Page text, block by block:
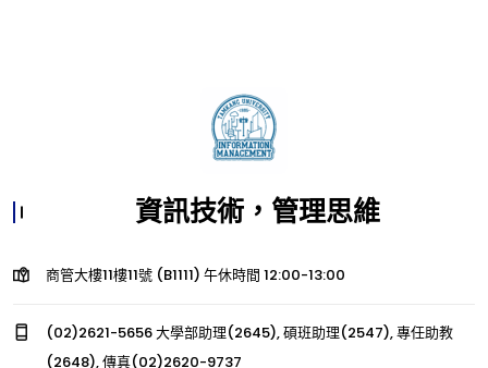
資訊技術，管理思維
商管大樓11樓11號 (B1111) 午休時間 12:00-13:00
(02)2621-5656 大學部助理(2645), 碩班助理(2547), 專任助教
(2648), 傳真(02)2620-9737